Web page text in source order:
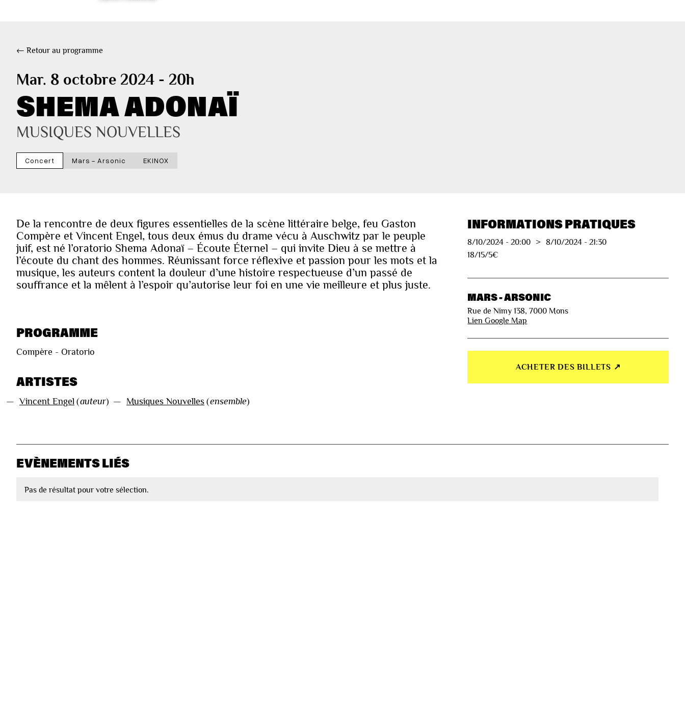
← Retour au programme
Mar. 8 octobre 2024 - 20h
SHEMA ADONAÏ
MUSIQUES NOUVELLES
Concert Mars - Arsonic EKINOX
De la rencontre de deux figures essentielles de la scène littéraire belge, feu Gaston
Compère et Vincent Engel, tous deux émus du drame vécu à Auschwitz par le peuple
juif, est né l’oratorio Shema Adonaï – Écoute Éternel – qui invite Dieu à se mettre à
l’écoute du chant des hommes. Réunissant force réflexive et passion pour les mots et la
musique, les auteurs content la douleur d’une histoire respectueuse d’un passé de
souffrance et la mêlent à l’espoir qu’autorise leur foi en une vie meilleure et plus juste.
PROGRAMME
Compère - Oratorio
ARTISTES
—Vincent Engel (auteur) — Musiques Nouvelles (ensemble)
INFORMATIONS PRATIQUES
8/10/2024 -20:00 > 8/10/2024 -21:30
18/15/5€
MARS - ARSONIC
Rue de Nimy 138, 7000 Mons
Lien Google Map
ACHETER DES BILLETS ↗︎
EVÈNEMENTS LIÉS
Pas de résultat pour votre sélection.